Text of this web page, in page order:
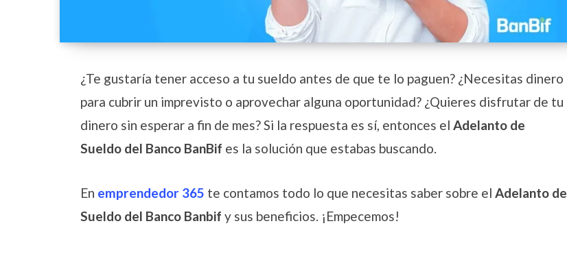
¿Te gustaría tener acceso a tu sueldo antes de que te lo paguen? ¿Necesitas dinero
para cubrir un imprevisto o aprovechar alguna oportunidad? ¿Quieres disfrutar de tu
dinero sin esperar a fin de mes? Si la respuesta es sí, entonces el Adelanto de
Sueldo del Banco BanBif es la solución que estabas buscando.
En emprendedor 365 te contamos todo lo que necesitas saber sobre el Adelanto de
Sueldo del Banco Banbif y sus beneficios. ¡Empecemos!